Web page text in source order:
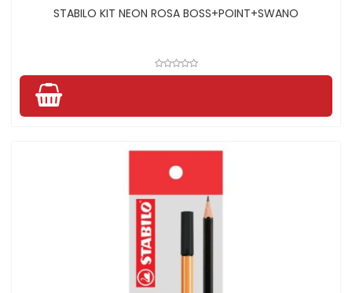
STABILO KIT NEON ROSA BOSS+POINT+SWANO